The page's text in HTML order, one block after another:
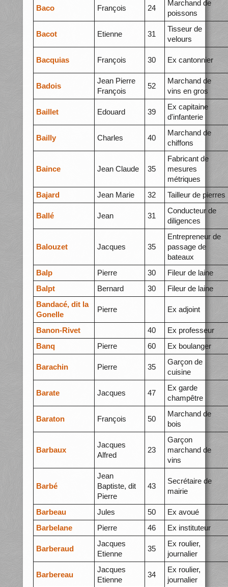
Baco François 24
Marchand de
poissons
Bacot Etienne 31
Tisseur de
velours
Bacquias François 30 Ex cantonnier
Badois
Jean Pierre
François
52
Marchand de
vins en gros
Baillet Edouard 39
Ex capitaine
d'infanterie
Bailly Charles 40
Marchand de
chiffons
Baince Jean Claude 35
Fabricant de
mesures
métriques
Bajard
Jean Marie 32 Tailleur de pierres
Ballé Jean 31
Conducteur de
diligences
Balouzet Jacques 35
Entrepreneur de
passage de
bateaux
Balp
Pierre 30
Fileur de laine
Balpt
Bernard 30
Fileur de laine
Bandacé, dit la
Gonelle
Pierre Ex adjoint
Banon-Rivet 40
Ex professeur
Banq
Pierre 60 Ex boulanger
Barachin Pierre 35
Garçon de
cuisine
Barate Jacques 47
Ex garde
champêtre
Baraton François 50
Marchand de
bois
Barbaux
Jacques
Alfred
23
Garçon
marchand de
vins
Barbé
Jean
Baptiste, dit
Pierre
43
Secrétaire de
mairie
Barbeau Jules 50
Ex avoué
Barbelane
Pierre 46 Ex instituteur
Barberaud
Jacques
Etienne
35
Ex roulier,
journalier
Barbereau
Jacques
Etienne
34
Ex roulier,
journalier